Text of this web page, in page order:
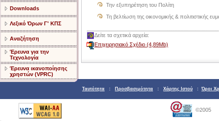
Downloads
Λεξικό Όρων Γ' ΚΠΣ
Αναζήτηση
Έρευνα για την
Τεχνολογία
Έρευνα ικανοποίησης
χρηστών (VPRC)
Την εξυπηρέτηση του Πολίτη
Τη βελτίωση της οικονομικής & πολιτιστικής
Δείτε τα σχετικά αρχεία:
Επιχειρησιακό Σχέδιο (4,89Mb)
Ταυτότητα : Προσβασιμότητα : Χάρτης Ιστού : Όροι
©2005